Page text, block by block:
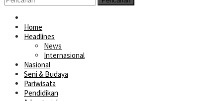
Home
Headlines
News
Internasional
Nasional
Seni & Budaya
Pariwisata
Pendidikan